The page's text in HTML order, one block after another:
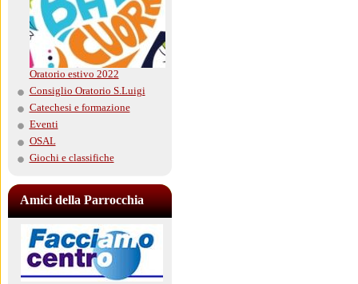
Oratorio estivo 2022
Consiglio Oratorio S.Luigi
Catechesi e formazione
Eventi
OSAL
Giochi e classifiche
Amici della Parrocchia